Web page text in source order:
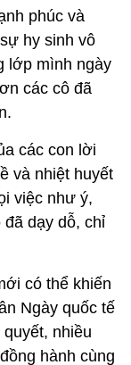
phúc và
hy sinh vô
lớp mình ngày
các cô đã
các con lời
và nhiệt huyết
việc như ý,
dạy dỗ, chỉ
có thể khiến
Ngày quốc tế
nhiều
hành cùng